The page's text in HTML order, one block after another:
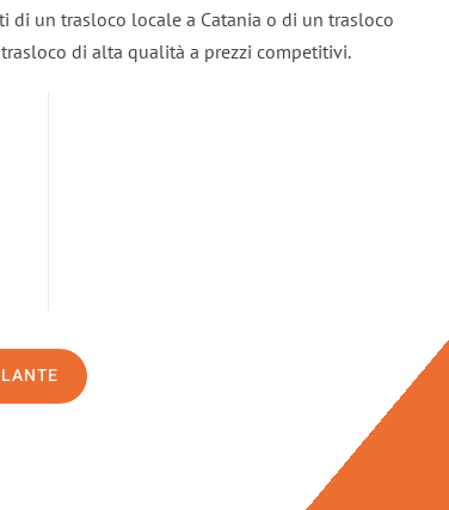
di un trasloco locale a Catania o di un trasloco
di alta qualità a prezzi competitivi.